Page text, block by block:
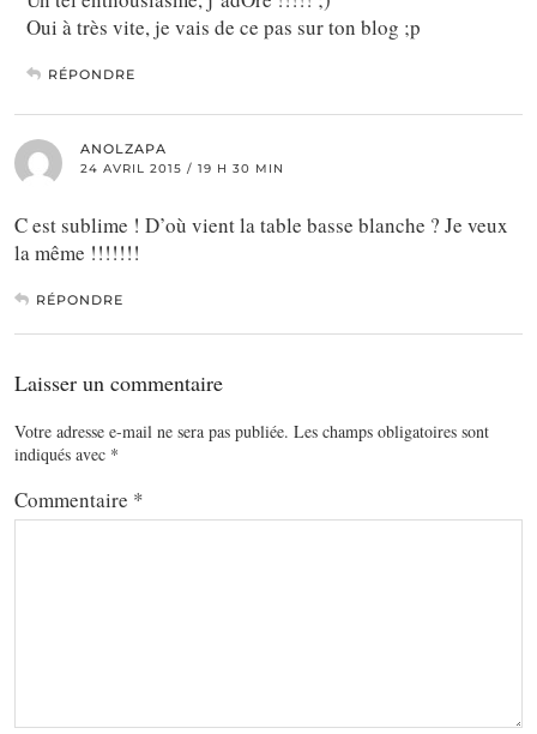
Oui à très vite, je vais de ce pas sur ton blog ;p
RÉPONDRE
ANOLZAPA
24 AVRIL 2015 / 19 H 30 MIN
C est sublime ! D’où vient la table basse blanche ? Je veux
la même !!!!!!!
RÉPONDRE
Laisser un commentaire
Votre adresse e-mail ne sera pas publiée. Les champs obligatoires sont
indiqués avec *
Commentaire *